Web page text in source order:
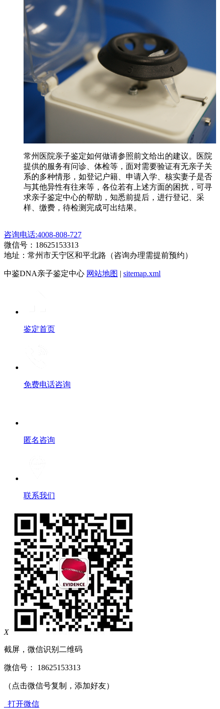
常州医院亲子鉴定如何做请参照前文给出的建议。医院
提供的服务有问诊、体检等，面对需要验证有无亲子关
系的多种情形，如登记户籍、申请入学、核实妻子是否
与其他异性有往来等，各位若有上述方面的困扰，可寻
求亲子鉴定中心的帮助，知悉前提后，进行登记、采
样、缴费，待检测完成可出结果。
咨询电话:4008-808-727
微信号：18625153313
地址：常州市天宁区和平北路（咨询办理需提前预约）
中鉴DNA亲子鉴定中心 网站地图 | sitemap.xml
鉴定首页
免费电话咨询
匿名咨询
联系我们
X
截屏，微信识别二维码
微信号： 18625153313
（点击微信号复制，添加好友）
打开微信